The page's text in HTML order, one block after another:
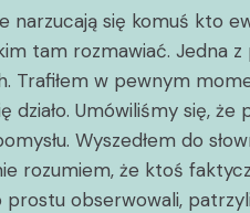
narzucają się komuś kto
tam rozmawiać. Jedna
Trafiłem w pewnym
Umówiliśmy się,
Wyszedłem do
rozumiem, że ktoś
prostu obserwowali,